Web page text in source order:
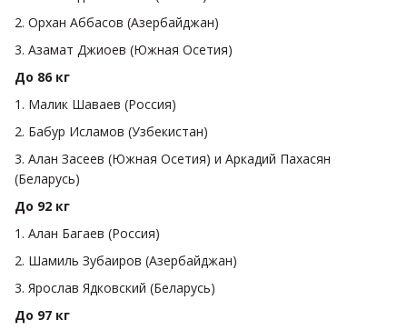
2. Орхан Аббасов (Азербайджан)
3. Азамат Джиоев (Южная Осетия)
До 86 кг
1. Малик Шаваев (Россия)
2. Бабур Исламов (Узбекистан)
3. Алан Засеев (Южная Осетия) и Аркадий Пахасян
(Беларусь)
До 92 кг
1. Алан Багаев (Россия)
2. Шамиль Зубаиров (Азербайджан)
3. Ярослав Ядковский (Беларусь)
До 97 кг